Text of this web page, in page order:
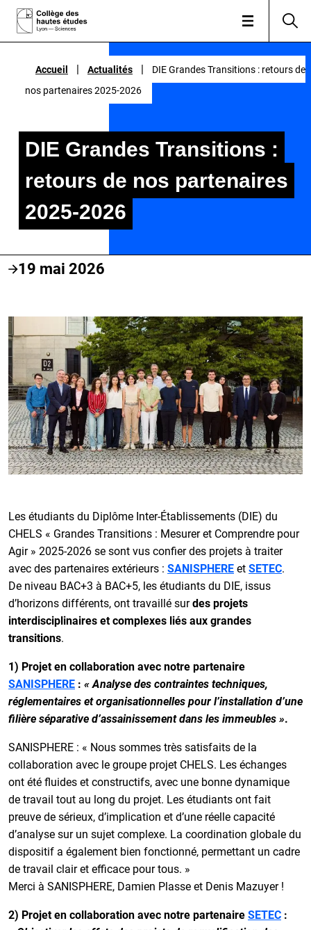
Accueil | Actualités |
DIE Grandes Transitions : retours de
nos partenaires 2025-2026
Accueil | Actualités |
DIE Grandes Transitions : retours de
nos partenaires 2025-2026
DIE Grandes Transitions :
retours de nos partenaires
2025-2026
19 mai 2026
Les étudiants du Diplôme Inter-Établissements (DIE) du
CHELS « Grandes Transitions : Mesurer et Comprendre pour
Agir » 2025-2026 se sont vus confier des projets à traiter
avec des partenaires extérieurs : SANISPHERE et SETEC.
De niveau BAC+3 à BAC+5, les étudiants du DIE, issus
d’horizons différents, ont travaillé surdes projets
interdisciplinaires et complexes liés aux grandes
transitions.
1) Projet en collaboration avec notre partenaire
SANISPHERE : « Analyse des contraintes techniques,
réglementaires et organisationnelles pour l’installation d’une
filière séparative d’assainissement dans les immeubles ».
SANISPHERE : « Nous sommes très satisfaits de la
collaboration avec le groupe projet CHELS. Les échanges
ont été fluides et constructifs, avec une bonne dynamique
de travail tout au long du projet. Les étudiants ont fait
preuve de sérieux, d’implication et d’une réelle capacité
d’analyse sur un sujet complexe. La coordination globale du
dispositif a également bien fonctionné, permettant un cadre
de travail clair et efficace pour tous. »
Merci à SANISPHERE, Damien Plasse et Denis Mazuyer !
2) Projet en collaboration avec notre partenaire SETEC :